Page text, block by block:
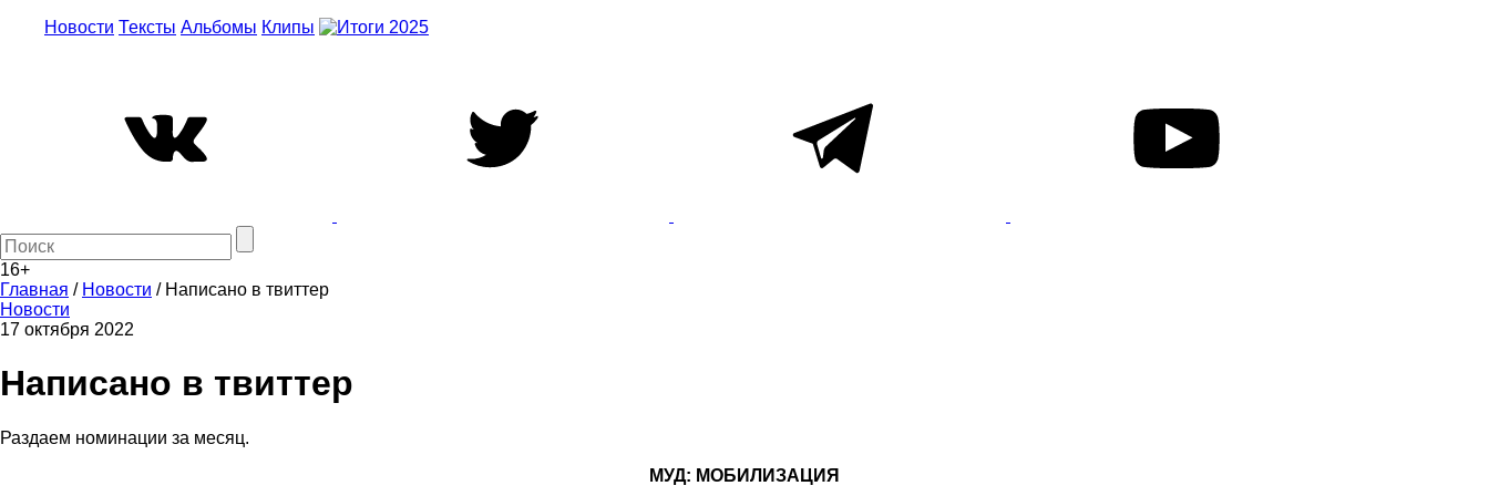
Новости Тексты Альбомы Клипы
16+
Главная / Новости / Написано в твиттер
Новости
17 октября 2022
Написано в твиттер
Раздаем номинации за месяц.
МУД: МОБИЛИЗАЦИЯ